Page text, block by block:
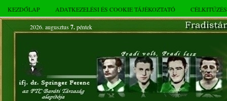
KEZDŐLAP ADATKEZELÉSI ÉS COOKIE TÁJÉKOZTATÓ
2026. augusztus 7.péntek